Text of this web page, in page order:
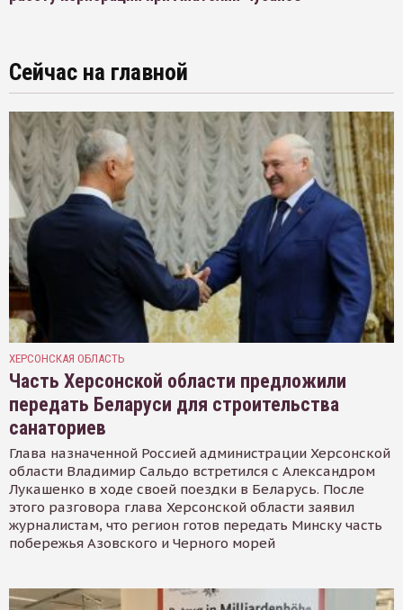
Сейчас на главной
ХЕРСОНСКАЯ ОБЛАСТЬ
Часть Херсонской области предложили
передать Беларуси для строительства
санаториев
Глава назначенной Россией администрации Херсонской
области Владимир Сальдо встретился с Александром
Лукашенко в ходе своей поездки в Беларусь. После
этого разговора глава Херсонской области заявил
журналистам, что регион готов передать Минску часть
побережья Азовского и Черного морей